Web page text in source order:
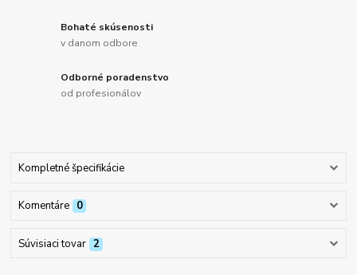
Bohaté skúsenosti
v danom odbore
Odborné poradenstvo
od profesionálov
Kompletné špecifikácie
Komentáre 0
Súvisiaci tovar 2